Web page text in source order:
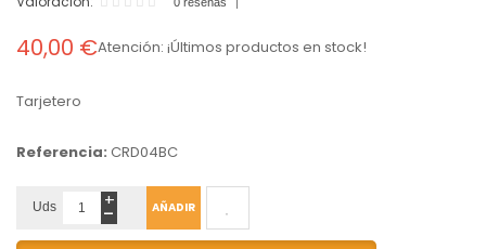
40,00 €Atención: ¡Últimos productos en stock!
Tarjetero
Referencia: CRD04BC
Uds +
- AÑADIR